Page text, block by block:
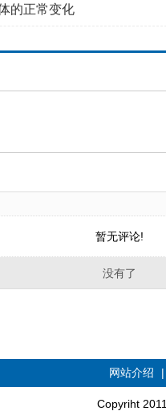
的正常变化
暂无评论!
没有了
网站介绍
Copyriht